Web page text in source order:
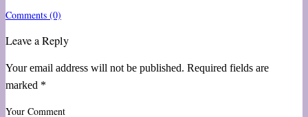
Comments (0)
Leave a Reply
Your email address will not be published. Required fields are
marked *
Your Comment